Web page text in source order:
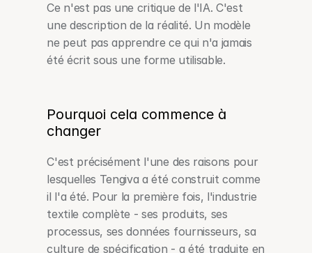
Ce n'est pas une critique de l'IA. C'est
une description de la réalité. Un modèle
ne peut pas apprendre ce qui n'a jamais
été écrit sous une forme utilisable.
Pourquoi cela commence à
changer
C'est précisément l'une des raisons pour
lesquelles Tengiva a été construit comme
il l'a été. Pour la première fois, l'industrie
textile complète - ses produits, ses
processus, ses données fournisseurs, sa
culture de spécification - a été traduite en